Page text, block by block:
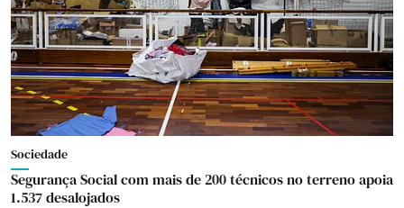
Sociedade
Segurança Social com mais de 200 técnicos no terreno apoia
1.537 desalojados